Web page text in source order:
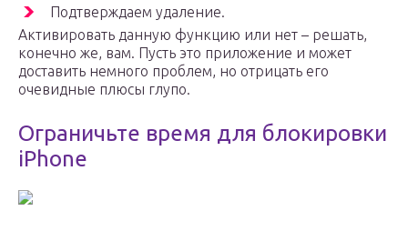
Подтверждаем удаление.
Активировать данную функцию или нет – решать,
конечно же, вам. Пусть это приложение и может
доставить немного проблем, но отрицать его
очевидные плюсы глупо.
Ограничьте время для блокировки
iPhone